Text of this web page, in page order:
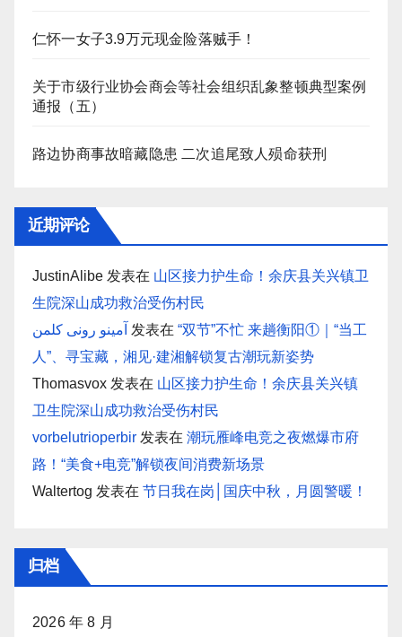
仁怀一女子3.9万元现金险落贼手！
关于市级行业协会商会等社会组织乱象整顿典型案例
通报（五）
路边协商事故暗藏隐患 二次追尾致人殒命获刑
近期评论
JustinAlibe 发表在 山区接力护生命！余庆县关兴镇卫
生院深山成功救治受伤村民
آمینو رونی کلمن 发表在 “双节”不忙 来趟衡阳①｜“当工
人”、寻宝藏，湘见·建湘解锁复古潮玩新姿势
Thomasvox 发表在 山区接力护生命！余庆县关兴镇
卫生院深山成功救治受伤村民
vorbelutrioperbir 发表在 潮玩雁峰电竞之夜燃爆市府
路！“美食+电竞”解锁夜间消费新场景
Waltertog 发表在 节日我在岗│国庆中秋，月圆警暖！
归档
2026 年 8 月